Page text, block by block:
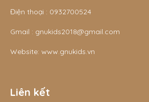
Điện thoại : 0932700524
Gmail : gnukids2018@gmail.com
Website: www.gnukids.vn
Liên kết